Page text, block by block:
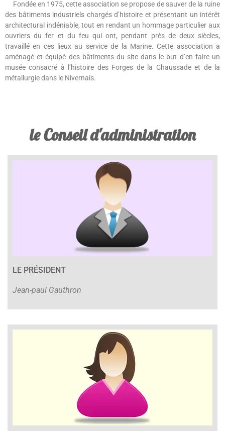
Fondée en 1975, cette association se propose de sauver de la ruine
des bâtiments industriels chargés d’histoire et présentant un intérêt
architectural indéniable, tout en rendant un hommage particulier aux
ouvriers du fer et du feu qui ont, pendant près de deux siècles,
travaillé en ces lieux au service de la Marine. Cette association a
aménagé et équipé des bâtiments du site dans le but d’en faire un
musée consacré à l’histoire des Forges de la Chaussade et de la
métallurgie dans le Nivernais.
le Conseil d'administration
LE PRÉSIDENT
Jean-paul Gauthron